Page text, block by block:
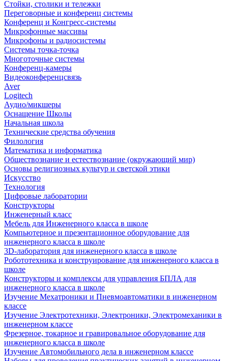
Стойки, столики и тележки
Переговорные и конференц системы
Конференц и Конгресс-системы
Микрофонные массивы
Микрофоны и радиосистемы
Системы точка-точка
Многоточные системы
Конференц-камеры
Видеоконференцсвязь
Aver
Logitech
Аудио/микшеры
Оснащение Школы
Начальная школа
Технические средства обучения
Филология
Математика и информатика
Обществознание и естествознание (окружающий мир)
Основы религиозных культур и светской этики
Искусство
Технология
Цифровые лаборатории
Конструкторы
Инженерный класс
Мебель для Инженерного класса в школе
Компьютерное и презентационное оборудование для
инженерного класса в школе
3D-лаборатория для инженерного класса в школе
Робототехника и конструирование для инженерного класса в
школе
Конструкторы и комплексы для управления БПЛА для
инженерного класса в школе
Изучение Мехатроники и Пневмоавтоматики в инженерном
классе
Изучение Электротехники, Электроники, Электромеханики в
инженерном классе
Фрезерное, токарное и гравировальное оборудование для
инженерного класса в школе
Изучение Автомобильного дела в инженерном классе